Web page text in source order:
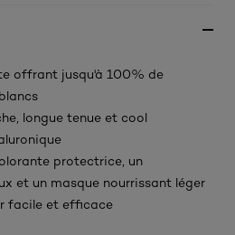
offrant jusqu'à 100% de
longue tenue et cool
protectrice, un
et un masque nourrissant léger
facile et efficace